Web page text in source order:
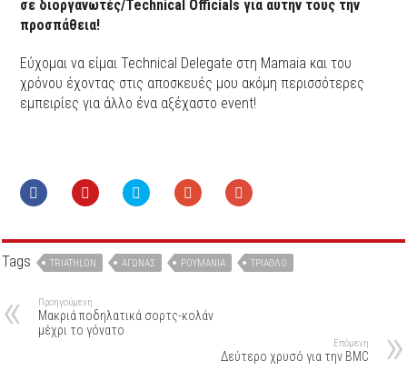
σε διοργανωτές/Technical Officials για αυτήν τους την
προσπάθεια!
Εύχομαι να είμαι Technical Delegate στη Mamaia και του
χρόνου έχοντας στις αποσκευές μου ακόμη περισσότερες
εμπειρίες για άλλο ένα αξέχαστο event!
Tags TRIATHLON ΑΓΏΝΑΣ ΡΟΥΜΑΝΊΑ ΤΡΊΑΘΛΟ
Προηγούμενη
Μακριά ποδηλατικά σορτς-κολάν
μέχρι το γόνατο
Επόμενη
Δεύτερο χρυσό για την BMC